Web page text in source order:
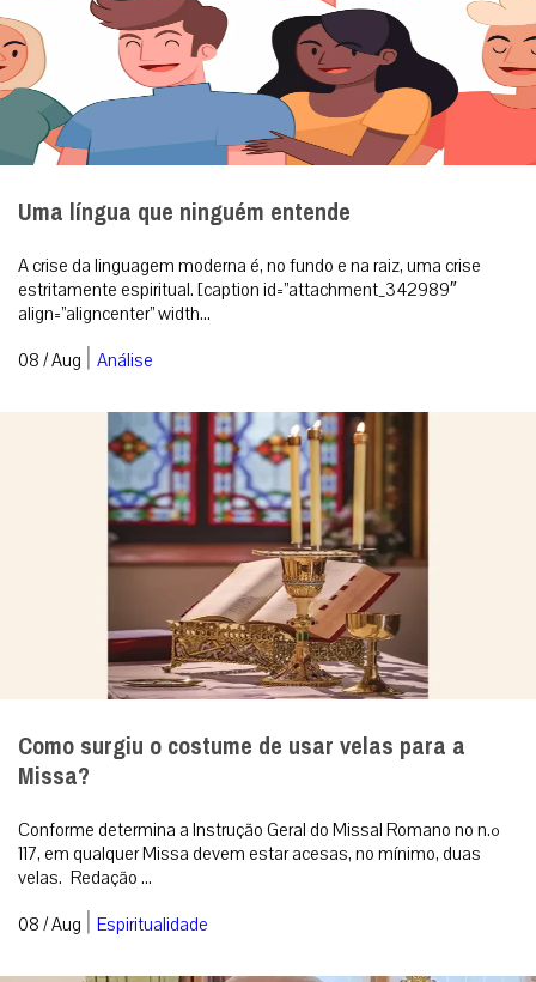
Uma língua que ninguém entende
A crise da linguagem moderna é, no fundo e na raiz, uma crise
estritamente espiritual. [caption id=”attachment_342989″
align=”aligncenter” width...
08 / Aug | Análise
Como surgiu o costume de usar velas para a
Missa?
Conforme determina a Instrução Geral do Missal Romano no n.º
117, em qualquer Missa devem estar acesas, no mínimo, duas
velas. Redação ...
08 / Aug | Espiritualidade